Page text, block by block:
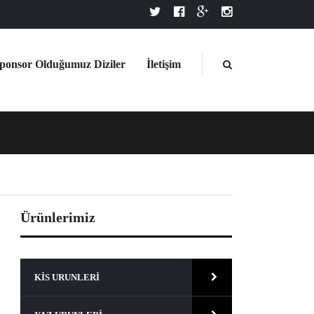
Olduğumuz Diziler İletişim
Ürünlerimiz
KIS URUNLERI